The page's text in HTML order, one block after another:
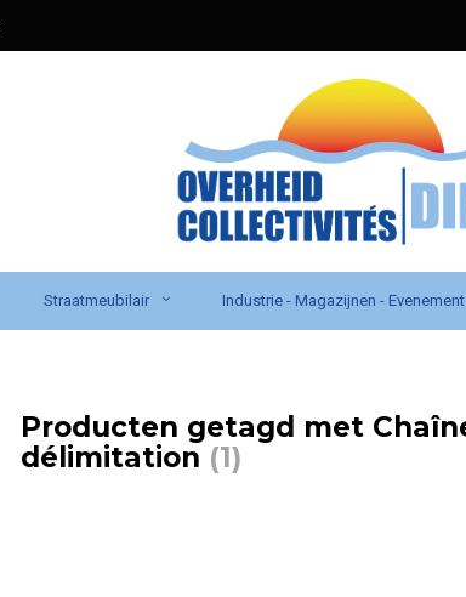
Straatmeubilair Industrie - Magazijnen -
Producten getagd met
délimitation (1)